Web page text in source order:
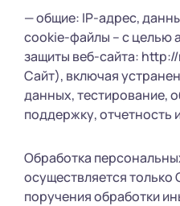
— общие: IP-адрес,
cookie-файлы – с целью
защиты веб-сайта:
Сайт), включая
данных, тестирование,
поддержку, отчетность
Обработка
осуществляется только
поручения обработки